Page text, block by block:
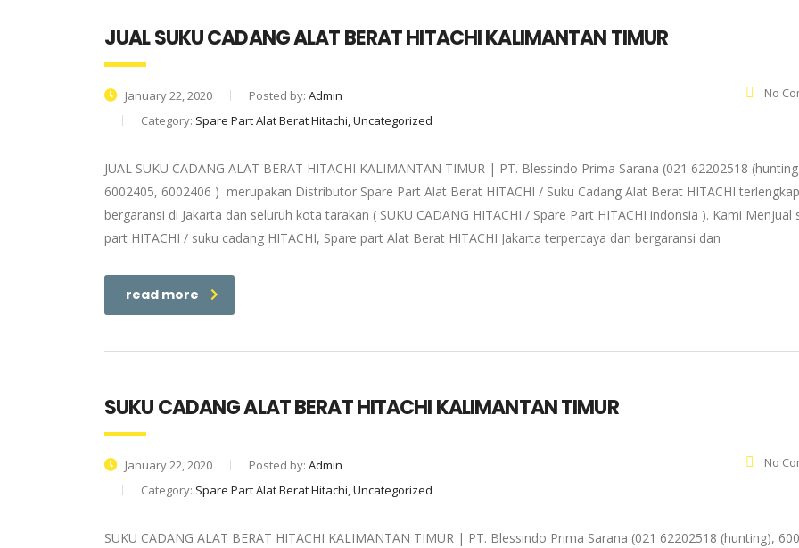
JUAL SUKU CADANG ALAT BERAT HITACHI KALIMANTAN TIMUR
January 22, 2020 Posted by: Admin
Category: Spare Part Alat Berat Hitachi, Uncategorized
No
JUAL SUKU CADANG ALAT BERAT HITACHI KALIMANTAN TIMUR | PT. Blessindo Prima Sarana (021 62202518
6002405, 6002406 ) merupakan Distributor Spare Part Alat Berat HITACHI / Suku Cadang Alat Berat HITACHI
bergaransi di Jakarta dan seluruh kota tarakan ( SUKU CADANG HITACHI / Spare Part HITACHI indonsia ). Kami Menjual
part HITACHI / suku cadang HITACHI, Spare part Alat Berat HITACHI Jakarta terpercaya dan bergaransi dan
read more
SUKU CADANG ALAT BERAT HITACHI KALIMANTAN TIMUR
January 22, 2020 Posted by: Admin
Category: Spare Part Alat Berat Hitachi, Uncategorized
No
SUKU CADANG ALAT BERAT HITACHI KALIMANTAN TIMUR | PT. Blessindo Prima Sarana (021 62202518 (hunting),